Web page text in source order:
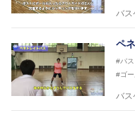
バス
ペ
#パス
#ゴ
バス